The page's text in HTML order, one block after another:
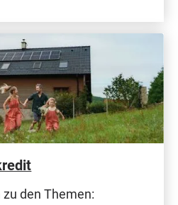
den Themen: